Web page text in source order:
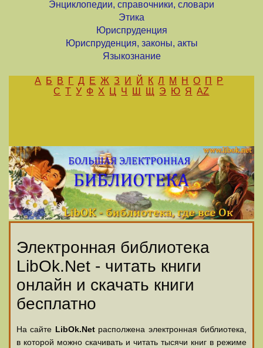
Энциклопедии, справочники, словари
Этика
Юриспруденция
Юриспруденция, законы, акты
Языкознание
А Б В Г Д Е Ж З И Й К Л М Н О П
Р
С Т У Ф Х Ц Ч Ш Щ Э Ю Я AZ
Электронная библиотека
LibOk.Net - читать книги
онлайн и скачать книги
бесплатно
На сайте LibOk.Netрасполжена электронная библиотека,
в которой можно скачивать и читать тысячи книг в режиме